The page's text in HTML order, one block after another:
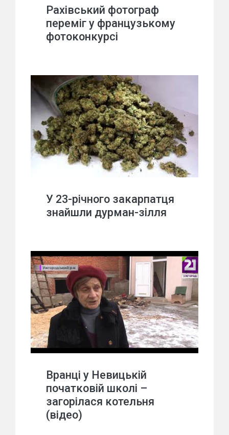
Рахівський фотограф
переміг у французькому
фотоконкурсі
У 23-річного закарпатця
знайшли дурман-зілля
Вранці у Невицькій
початковій школі –
загорілася котельня
(відео)